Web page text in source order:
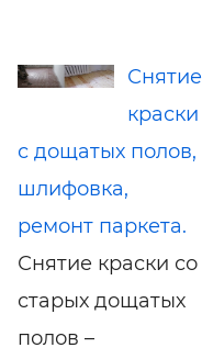
Снятие
краски
с дощатых полов,
шлифовка,
ремонт паркета.
Снятие краски со
старых дощатых
полов –